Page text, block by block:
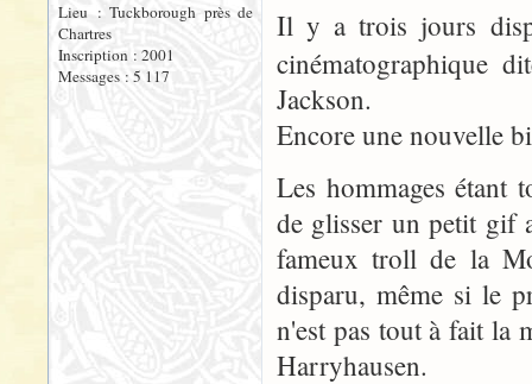
Lieu : Tuckborough près de
Chartres
Inscription : 2001
Messages : 5 117
Il y a trois jours
cinématographique
Jackson.
Encore une nouvelle
Les hommages étant
de glisser un petit gif
fameux troll de la
disparu, même si le
n'est pas tout à fait la
Harryhausen.